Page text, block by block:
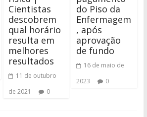
Cientistas
descobrem
qual horário
resulta em
melhores
resultados
11 de outubro
de 2021
0
do Piso da
Enfermagem
, após
aprovação
de fundo
16 de maio de
2023
0